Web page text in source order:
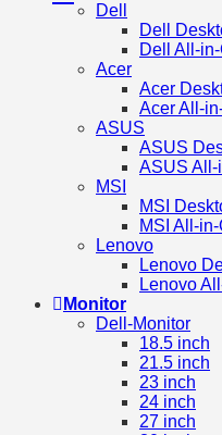
Dell
Dell
Dell All-
Acer
Acer
Acer All-
ASUS
ASUS
ASUS All-
MSI
MSI
MSI All-
Lenovo
Lenovo
Lenovo
Monitor
Dell-Monitor
18.5 inch
21.5 inch
23 inch
24 inch
27 inch